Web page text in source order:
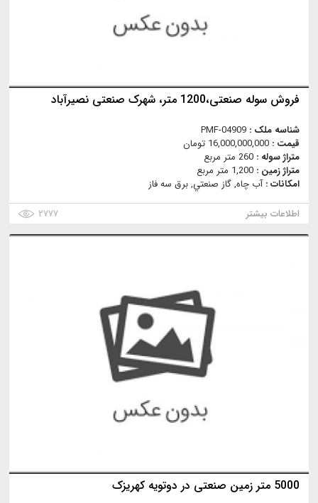
فروش سوله صنعتی،1200 متر، شهرک صنعتی نصیرآباد
شناسه ملک : PMF-04909
قیمت : 16,000,000,000 تومان
متراژ سوله : 260 متر مربع
متراژ زمین : 1,200 متر مربع
امکانات :آب چاه, گاز صنعتي, برق سه فاز
اطلاعات بیشتر
۲۷۷۷
5000 متر زمین صنعتی در دوتویه کهریزک